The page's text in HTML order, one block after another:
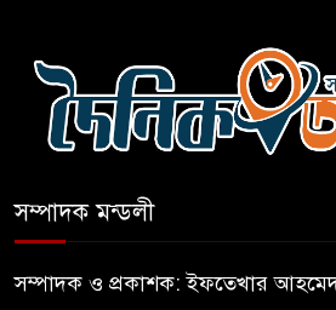
সচিবালয়
ঐক্যের
সুযোগ
সম্পাদক মন্ডলী
সম্পাদক ও প্রকাশক: ইফতেখার